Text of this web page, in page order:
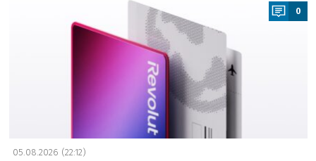
0
05.08.2026 (22:12)